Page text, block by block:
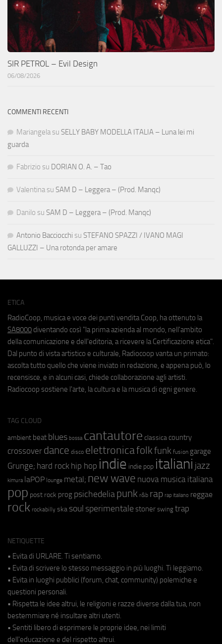
SIR PETROL – Evil Design
06/08/2026
COMMENTI RECENTI
Mariangela su SELLY BABY MODELLA ITALIA – Luna lei mi
guarda
Fabrizio su DORIAN O. A. – Tao
Valentina su SAM D – Leggera – (Prod. Manqc)
Danilo su SAM D – Leggera – (Prod. Manqc)
Antonio Bacciocchi su STEFANO SPAZZI / IVANO MAGI
GALLUZZI – Una rotonda per amare
ETICA
RadioCoop, musica e voce dei punti vendita Coop, ha ottenuto la
SA8000 diventando così "la prima azienda al mondo, nell'ambito
della comunicazione e dell'editoria, a ricevere la Certificazione etica".
Dal punto di vista artistico e culturale, Radiocoop vanta un primato:
ascolta tutto quello che viene inviato in redazione, e appena può, lo
recensisce, e in alcuni casi, chiede collaborazione agli artisti.
Radiocoop sostiene l'arte, la cultura e la musica di ogni genere.
TAG CLOUD
ambient beat blues bossa cantautore classica country
crossover dance disco elettronicafolkfunk fusion garage
Grunge; hard rock hip hop indie indie pop italiani jazz
kimura laPOP lounge metal; new wave nuova musica italiana
pop post rock prog psichedeliapunk r&b rap rap italiano reggae
rock rockabilly ska soul sperimentale stoner swing trap
NETIQUETTE
• Evita di URLARE. Ti sentiamo.
• Evita di scrivere lo stesso messaggio in più luoghi. Ti leggiamo.
• Evita in luoghi pubblici (forum, chat, community) polemiche e
questioni personali.
• Rispetta le idee altrui, le religioni e razze diverse dalla tua, non
bestemmiare né insultare altri utenti.
• Sentiti libero di esprimere le proprie idee, nei limiti
dell'educazione e del rispetto altrui.